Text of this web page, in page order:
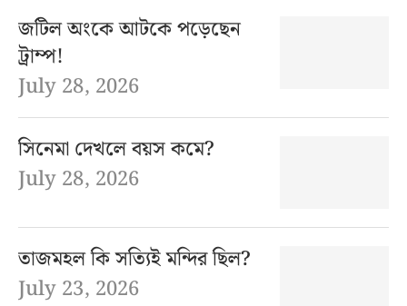
জটিল অংকে আটকে পড়েছেন
ট্রাম্প!
July 28, 2026
সিনেমা দেখলে বয়স কমে?
July 28, 2026
তাজমহল কি সত্যিই মন্দির ছিল?
July 23, 2026